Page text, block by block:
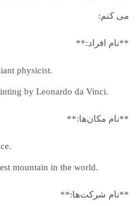
می کنم:
**نام افراد:**
physicist.
by Leonardo da Vinci.
**نام مکان‌ها:**
mountain in the world.
**نام شرکت‌ها:**